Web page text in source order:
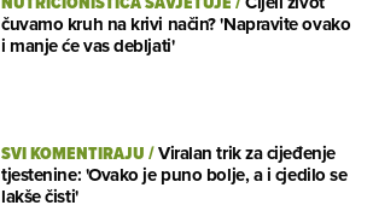
čuvamo kruh na krivi način? 'Napravite ovako
i manje će vas debljati'
SVI KOMENTIRAJU/Viralan trik za cijeđenje
tjestenine: 'Ovako je puno bolje, a i cjedilo se
lakše čisti'